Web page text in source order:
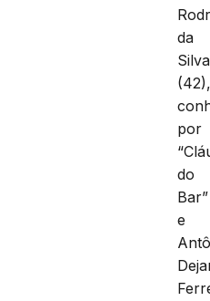
da
Silva
por
do
Bar”
e